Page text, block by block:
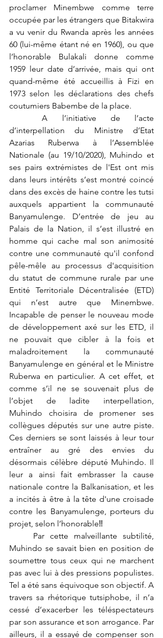
proclamer Minembwe comme terre
occupée par les étrangers que Bitakwira
a vu venir du Rwanda après les années
60 (lui-même étant né en 1960), ou que
l’honorable Bulakali donne comme
1959 leur date d’arrivée, mais qui ont
quand-même été accueillis à Fizi en
1973 selon les déclarations des chefs
coutumiers Babembe de la place.
	A l’initiative de l’acte
d’interpellation du Ministre d’Etat
Azarias Ruberwa à l’Assemblée
Nationale (au 19/10/2020), Muhindo et
ses pairs extrémistes de l'Est ont mis
dans leurs intérêts s’est montré coincé
dans des excès de haine contre les tutsi
auxquels appartient la communauté
Banyamulenge. D’entrée de jeu au
Palais de la Nation, il s’est illustré en
homme qui cache mal son animosité
contre une communauté qu'il confond
pêle-mêle au processus d'acquisition
du statut de commune rurale par une
Entité Territoriale Décentralisée (ETD)
qui n’est autre que Minembwe.
Incapable de penser le nouveau mode
de développement axé sur les ETD, il
ne pouvait que cibler à la fois et
maladroitement la communauté
Banyamulenge en général et le Ministre
Ruberwa en particulier. A cet effet, et
comme s’il ne se souvenait plus de
l’objet de ladite interpellation,
Muhindo choisira de promener ses
collègues députés sur une autre piste.
Ces derniers se sont laissés à leur tour
entraîner au gré des envies du
désormais célèbre député Muhindo. Il
leur a ainsi fait embrasser la cause
nationale contre la Balkanisation, et les
a incités à être à la tête d'une croisade
contre les Banyamulenge, porteurs du
projet, selon l’honorable‼
Muhindo se savait bien en position de
soumettre tous ceux qui ne marchent
pas avec lui à des pressions populistes.
Tel a été sans équivoque son objectif. A
travers sa rhétorique tutsiphobe, il n’a
cessé d’exacerber les téléspectateurs
par son assurance et son arrogance. Par
ailleurs, il a essayé de compenser son